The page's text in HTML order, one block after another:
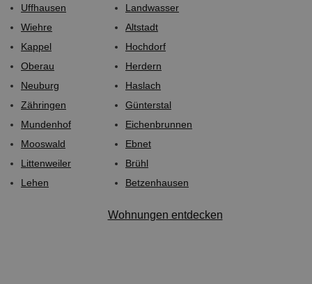
Uffhausen
Wiehre
Kappel
Oberau
Neuburg
Zähringen
Mundenhof
Mooswald
Littenweiler
Lehen
Landwasser
Altstadt
Hochdorf
Herdern
Haslach
Günterstal
Eichenbrunnen
Ebnet
Brühl
Betzenhausen
Wohnungen entdecken